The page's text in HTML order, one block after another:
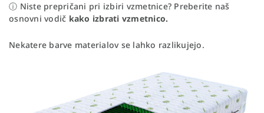
ⓘ Niste prepričani pri izbiri vzmetnice? Preberite naš
osnovni vodič kako izbrati vzmetnico.
Nekatere barve materialov se lahko razlikujejo.